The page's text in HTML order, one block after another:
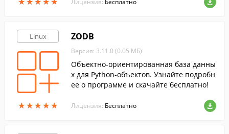
Лицензия: Бесплатно
Linux
★★★★★
★★★★★
ZODB
Версия: 3.11.0 (0.05 МБ)
Объектно-ориентированная база данны
х для Python-объектов. Узнайте подробн
ее о программе и скачайте бесплатно!
Лицензия: Бесплатно